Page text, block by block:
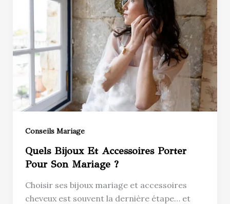
Conseils Mariage
Quels Bijoux Et Accessoires Porter
Pour Son Mariage ?
Choisir ses bijoux mariage et accessoires
cheveux est souvent la dernière étape… et